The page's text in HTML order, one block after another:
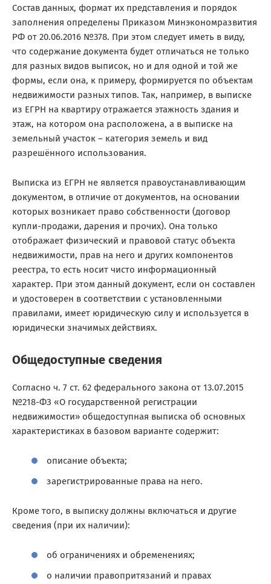
Состав данных, формат их представления и порядок
заполнения определены Приказом Минэкономразвития
РФ от 20.06.2016 №378. При этом следует иметь в виду,
что содержание документа будет отличаться не только
для разных видов выписок, но и для одной и той же
формы, если она, к примеру, формируется по объектам
недвижимости разных типов. Так, например, в выписке
из ЕГРН на квартиру отражается этажность здания и
этаж, на котором она расположена, а в выписке на
земельный участок – категория земель и вид
разрешённого использования.
Выписка из ЕГРН не является правоустанавливающим
документом, в отличие от документов, на основании
которых возникает право собственности (договор
купли-продажи, дарения и прочих). Она только
отображает физический и правовой статус объекта
недвижимости, прав на него и других компонентов
реестра, то есть носит чисто информационный
характер. При этом данный документ, если он составлен
и удостоверен в соответствии с установленными
правилами, имеет юридическую силу и используется в
юридически значимых действиях.
Общедоступные сведения
Согласно ч. 7 ст. 62 федерального закона от 13.07.2015
№218-ФЗ «О государственной регистрации
недвижимости» общедоступная выписка об основных
характеристиках в базовом варианте содержит:
описание объекта;
зарегистрированные права на него.
Кроме того, в выписку должны включаться и другие
сведения (при их наличии):
об ограничениях и обременениях;
о наличии правопритязаний и правах